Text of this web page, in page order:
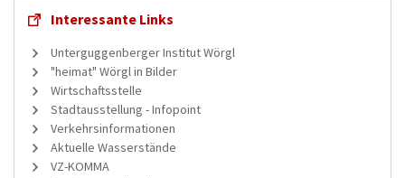
Interessante Links
Unterguggenberger Institut Wörgl
"heimat" Wörgl in Bilder
Wirtschaftsstelle
Stadtausstellung - Infopoint
Verkehrsinformationen
Aktuelle Wasserstände
VZ-KOMMA